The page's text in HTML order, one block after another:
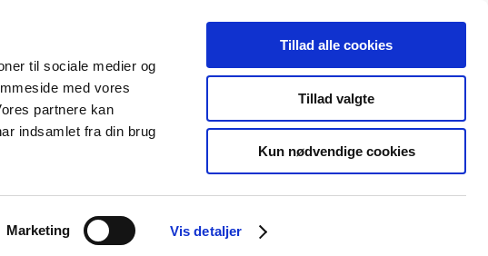
til sociale medier og
med vores
partnere kan
indsamlet fra din brug
Marketing Vis detaljer
Tillad alle cookies
Tillad valgte
Kun nødvendige cookies
Kontakt Udgivelser
af
Medicinsk
Særlige
produktområder